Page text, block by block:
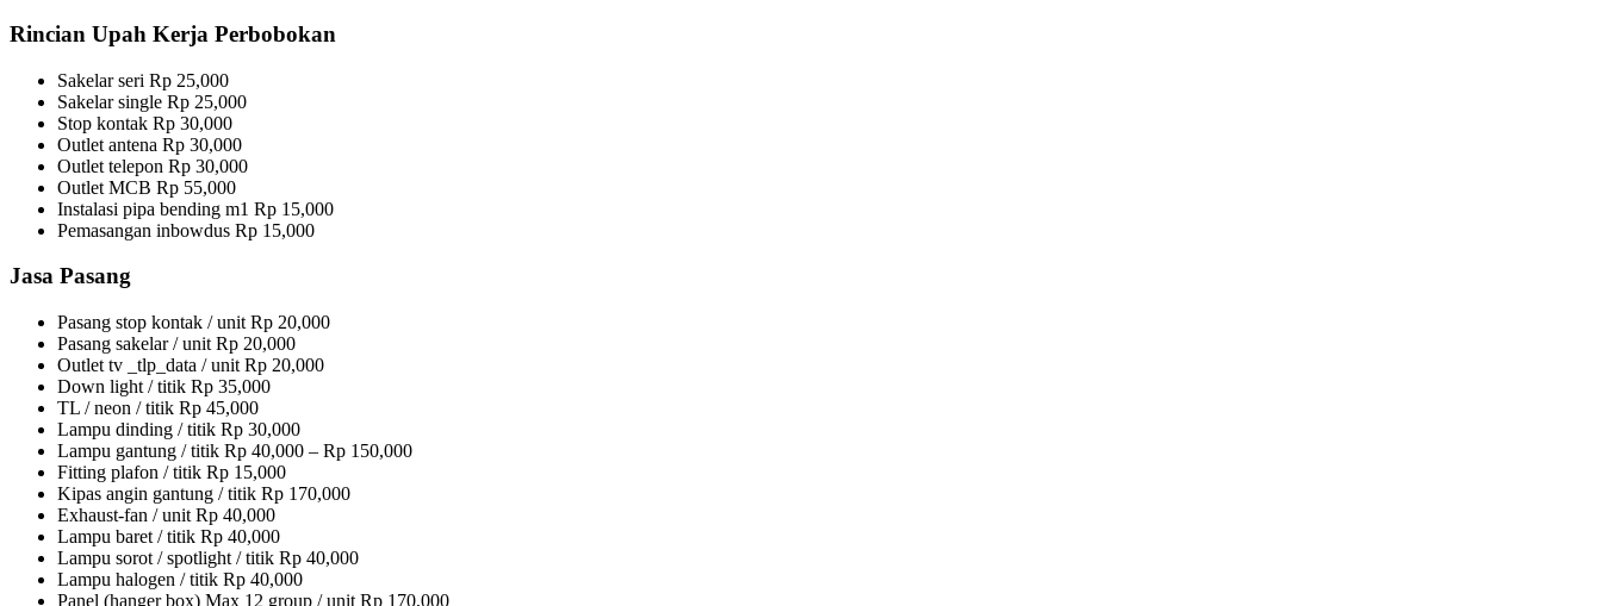
Rincian Upah Kerja Perbobokan
Sakelar seri Rp 25,000
Sakelar single Rp 25,000
Stop kontak Rp 30,000
Outlet antena Rp 30,000
Outlet telepon Rp 30,000
Outlet MCB Rp 55,000
Instalasi pipa bending m1 Rp 15,000
Pemasangan inbowdus Rp 15,000
Jasa Pasang
Pasang stop kontak / unit Rp 20,000
Pasang sakelar / unit Rp 20,000
Outlet tv _tlp_data / unit Rp 20,000
Down light / titik Rp 35,000
TL / neon / titik Rp 45,000
Lampu dinding / titik Rp 30,000
Lampu gantung / titik Rp 40,000 – Rp 150,000
Fitting plafon / titik Rp 15,000
Kipas angin gantung / titik Rp 170,000
Exhaust-fan / unit Rp 40,000
Lampu baret / titik Rp 40,000
Lampu sorot / spotlight / titik Rp 40,000
Lampu halogen / titik Rp 40,000
Panel (hanger box) Max 12 group / unit Rp 170,000